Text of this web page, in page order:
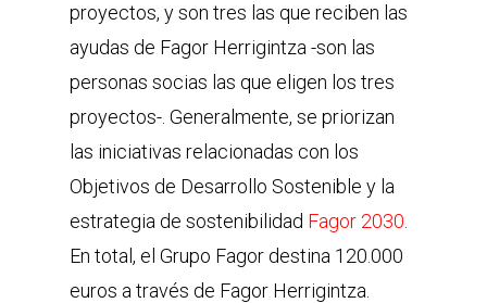
proyectos, y son tres las que reciben las
ayudas de Fagor Herrigintza -son las
personas socias las que eligen los tres
proyectos-. Generalmente, se priorizan
las iniciativas relacionadas con los
Objetivos de Desarrollo Sostenible y la
estrategia de sostenibilidad Fagor 2030
En total, el Grupo Fagor destina 120.000
euros a través de Fagor Herrigintza.